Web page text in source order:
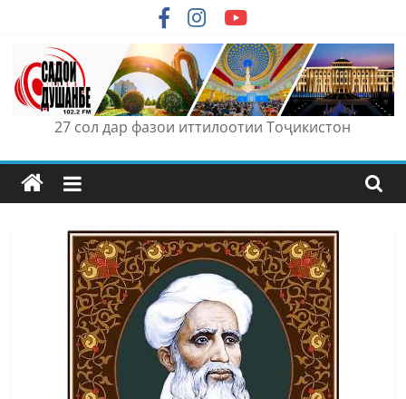
content
27 сол дар фазои иттилоотии Тоҷикистон